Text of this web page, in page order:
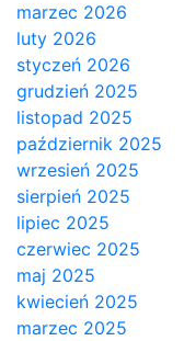
marzec 2026
luty 2026
styczeń 2026
grudzień 2025
listopad 2025
październik 2025
wrzesień 2025
sierpień 2025
lipiec 2025
czerwiec 2025
maj 2025
kwiecień 2025
marzec 2025